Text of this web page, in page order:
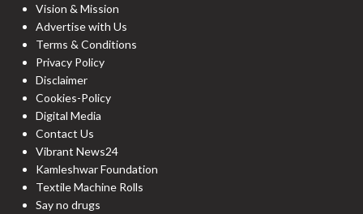
Vision & Mission
Advertise with Us
Terms & Conditions
Privacy Policy
Disclaimer
Cookies-Policy
Digital Media
Contact Us
Vibrant News24
Kamleshwar Foundation
Textile Machine Rolls
Say no drugs